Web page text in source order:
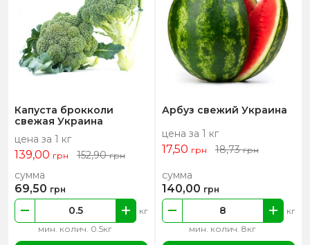
Капуста брокколи
свежая Украина
цена за 1 кг
139,00 грн 152,90грн
мин. колич. 0.5кг
кг
сумма
69,50 грн
Арбуз свежий Украина
цена за 1 кг
17,50 грн 18,73грн
мин. колич. 8кг
кг
сумма
140,00 грн